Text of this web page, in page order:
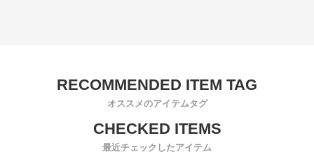
オススメのアイテムタグ
最近チェックしたアイテム